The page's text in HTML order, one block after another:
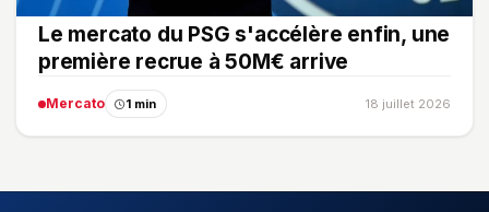
Le mercato du PSG s'accélère enfin, une
première recrue à 50M€ arrive
Mercato 1 min 18 juillet 2026